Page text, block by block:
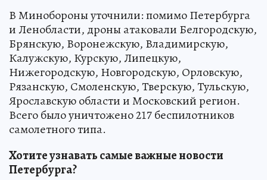
В Минобороны уточнили: помимо Петербурга
и Ленобласти, дроны атаковали Белгородскую,
Брянскую, Воронежскую, Владимирскую,
Калужскую, Курскую, Липецкую,
Нижегородскую, Новгородскую, Орловскую,
Рязанскую, Смоленскую, Тверскую, Тульскую,
Ярославскую области и Московский регион.
Всего было уничтожено 217 беспилотников
самолетного типа.
Хотите узнавать самые важные новости
Петербурга?